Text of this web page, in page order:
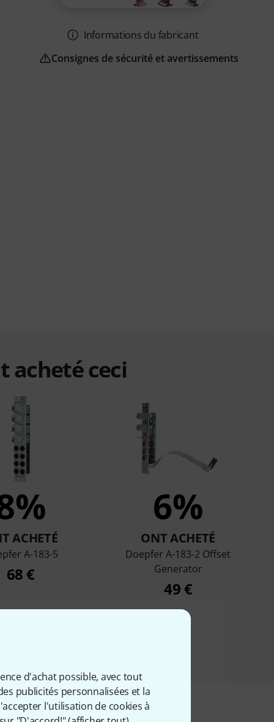
d'achat possible, avec tout
publicités personnalisées et la
l'utilisation de cookies à
Informations du fabricant
Consignes de sécurité et avertissements
acheté ceci
ACHETÉ
A-183-5
68 €
6%
ONT ACHETÉ
Doepfer A-183-2 Offset
Generator
49 €